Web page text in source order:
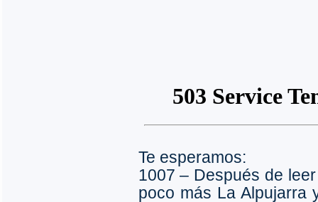
Te esperamos:
1007 – Después de
poco más La Alpujarra